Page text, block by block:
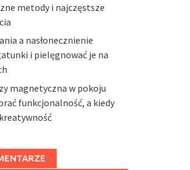
metody i najczęstsze
a nasłonecznienie
i pielęgnować je na
magnetyczna w pokoju
funkcjonalność, a kiedy